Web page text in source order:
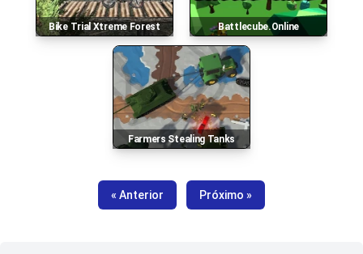
Bike Trial Xtreme Forest Battlecube.online
Farmers Stealing Tanks
« Anterior Próximo »